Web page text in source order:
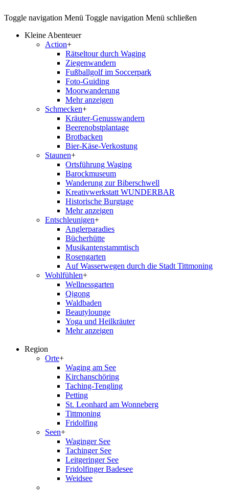
Toggle navigation Menü Toggle navigation Menü schließen
Kleine Abenteuer
Action+
Rätseltour durch Waging
Ziegenwandern
Fußballgolf im Soccerpark
Foto-Guiding
Moorwanderung
Mehr anzeigen
Schmecken+
Kräuter-Genusswandern
Beerenobstplantage
Brotbacken
Bier-Käse-Verkostung
Staunen+
Ortsführung Waging
Barockmuseum
Wanderung zur Biberschwell
Kreativwerkstatt WUNDERBAR
Historische Burgtage
Mehr anzeigen
Entschleunigen+
Anglerparadies
Bücherhütte
Musikantenstammtisch
Rosengarten
Auf Wasserwegen durch die Stadt Tittmoning
Wohlfühlen+
Wellnessgarten
Qigong
Waldbaden
Beautylounge
Yoga und Heilkräuter
Mehr anzeigen
Region
Orte+
Waging am See
Kirchanschöring
Taching-Tengling
Petting
St. Leonhard am Wonneberg
Tittmoning
Fridolfing
Seen+
Waginger See
Tachinger See
Leitgeringer See
Fridolfinger Badesee
Weidsee